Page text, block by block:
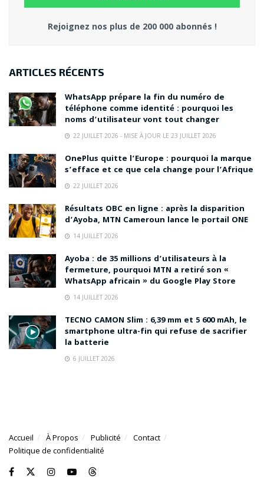
Rejoignez nos plus de 200 000 abonnés !
ARTICLES RÉCENTS
WhatsApp prépare la fin du numéro de
téléphone comme identité : pourquoi les
noms d’utilisateur vont tout changer
22 JUILLET 2026 - MISE À JOUR LE 23 JUILLET 2026
OnePlus quitte l’Europe : pourquoi la marque
s’efface et ce que cela change pour l’Afrique
22 JUILLET 2026
Résultats OBC en ligne : après la disparition
d’Ayoba, MTN Cameroun lance le portail ONE
14 JUILLET 2026
Ayoba : de 35 millions d’utilisateurs à la
fermeture, pourquoi MTN a retiré son «
WhatsApp africain » du Google Play Store
14 JUILLET 2026
TECNO CAMON Slim : 6,39 mm et 5 600 mAh, le
smartphone ultra-fin qui refuse de sacrifier
la batterie
6 JUILLET 2026
Accueil À Propos Publicité
Contact
Politique de confidentialité